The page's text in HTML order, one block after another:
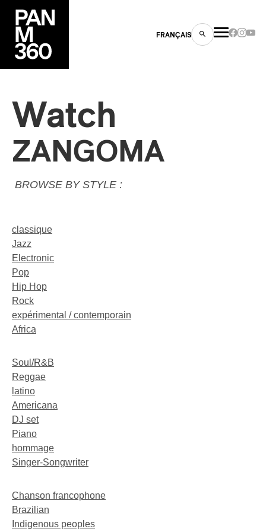
FRANÇAIS
Watch
ZANGOMA
BROWSE BY STYLE :
classique
Jazz
Electronic
Pop
Hip Hop
Rock
expérimental / contemporain
Africa
Soul/R&B
Reggae
latino
Americana
DJ set
Piano
hommage
Singer-Songwriter
Chanson francophone
Brazilian
Indigenous peoples